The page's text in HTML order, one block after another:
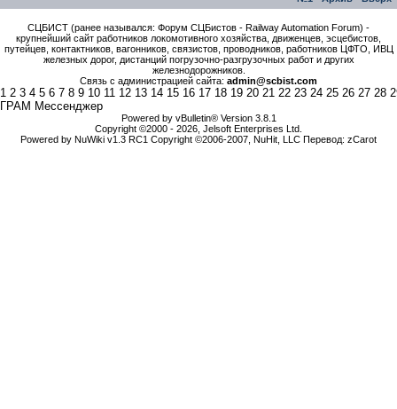
СЦБИСТ (ранее назывался: Форум СЦБистов - Railway Automation Forum) -
крупнейший сайт работников локомотивного хозяйства, движенцев, эсцебистов,
путейцев, контактников, вагонников, связистов, проводников, работников ЦФТО, ИВЦ
железных дорог, дистанций погрузочно-разгрузочных работ и других
железнодорожников.
Связь с администрацией сайта: admin@scbist.com
1 2 3 4 5 6 7 8 9 10 11 12 13 14 15 16 17 18 19 20 21 22 23 24 25 26 27 28
ГРАМ Мессенджер
Powered by vBulletin® Version 3.8.1
Copyright ©2000 - 2026, Jelsoft Enterprises Ltd.
Powered by NuWiki v1.3 RC1 Copyright ©2006-2007, NuHit, LLC Перевод: zCarot